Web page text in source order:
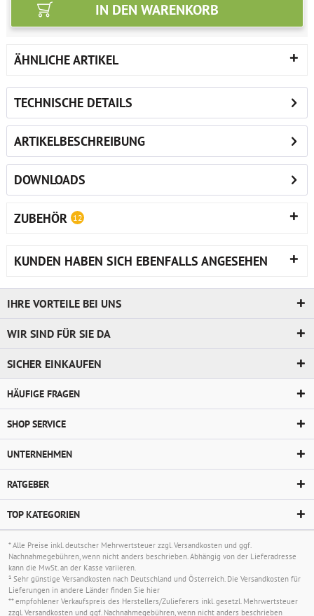
IN DEN WARENKORB
ÄHNLICHE ARTIKEL
TECHNISCHE DETAILS
ARTIKELBESCHREIBUNG
DOWNLOADS
ZUBEHÖR 12
KUNDEN HABEN SICH EBENFALLS ANGESEHEN
IHRE VORTEILE BEI UNS
WIR SIND FÜR SIE DA
SICHER EINKAUFEN
HÄUFIGE FRAGEN
SHOP SERVICE
UNTERNEHMEN
RATGEBER
TOP KATEGORIEN
* Alle Preise inkl. deutscher Mehrwertsteuer zzgl.Versandkosten und ggf.
Nachnahmegebühren, wenn nicht anders beschrieben. Abhängig von der Lieferadresse
kann die MwSt. an der Kasse variieren.
¹ Sehr günstige Versandkosten nach Deutschland und Österreich. Die Versandkosten für
Lieferungen in andere Länder finden Sie hier
** empfohlener Verkaufspreis des Herstellers/Zulieferers inkl. gesetzl. Mehrwertsteuer
zzgl.Versandkosten und ggf. Nachnahmegebühren, wenn nicht anders beschrieben